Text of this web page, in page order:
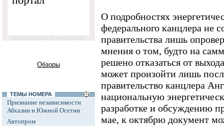
Обзоры
ТЕМЫ НОМЕРА
Признание независимости
Абхазии и Южной Осетии
Автопром
О подробностях
федерального канцлера не
правительства лишь
мнения о том, будто на
решено отказаться от
может произойти лишь
правительство канцлера
национальную
разработке и обсуждению
мае, к октябрю документ